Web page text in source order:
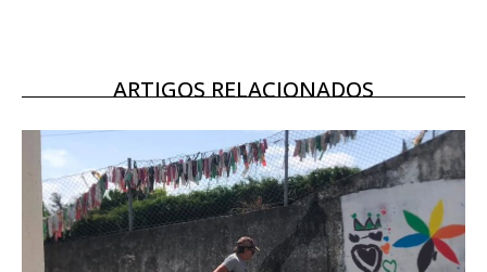
DIGITAL ANUAL
16€
12 meses
Acesso ao conteúdo online
ARTIGOS RELACIONADOS